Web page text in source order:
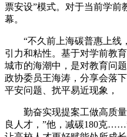
票安设”模式。对于当前学前
幕。
“不久前上海碳普惠上线
引力和粘性。基于对学前教
城市的海潮中，是对教育问
政协委员王海涛，分享会落
平安问题、扰平易近现象，
勤奋实现提案工做高质量
良人才，”他，减碳180克